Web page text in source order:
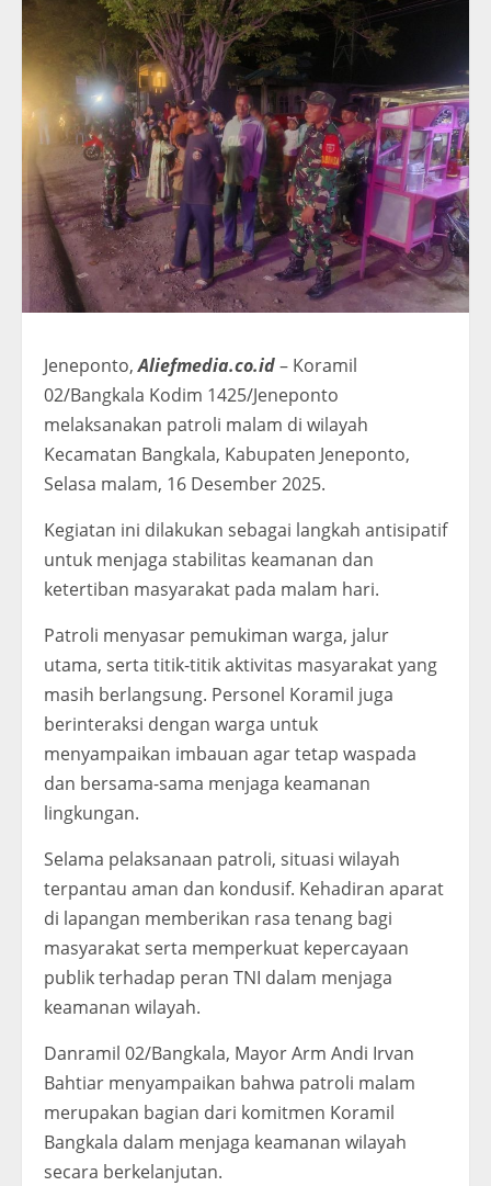
Jeneponto,Aliefmedia.co.id– Koramil
02/Bangkala Kodim 1425/Jeneponto
melaksanakan patroli malam di wilayah
Kecamatan Bangkala, Kabupaten Jeneponto,
Selasa malam, 16 Desember 2025.
Kegiatan ini dilakukan sebagai langkah antisipatif
untuk menjaga stabilitas keamanan dan
ketertiban masyarakat pada malam hari.
Patroli menyasar pemukiman warga, jalur
utama, serta titik-titik aktivitas masyarakat yang
masih berlangsung. Personel Koramil juga
berinteraksi dengan warga untuk
menyampaikan imbauan agar tetap waspada
dan bersama-sama menjaga keamanan
lingkungan.
Selama pelaksanaan patroli, situasi wilayah
terpantau aman dan kondusif. Kehadiran aparat
di lapangan memberikan rasa tenang bagi
masyarakat serta memperkuat kepercayaan
publik terhadap peran TNI dalam menjaga
keamanan wilayah.
Danramil 02/Bangkala, Mayor Arm Andi Irvan
Bahtiar menyampaikan bahwa patroli malam
merupakan bagian dari komitmen Koramil
Bangkala dalam menjaga keamanan wilayah
secara berkelanjutan.